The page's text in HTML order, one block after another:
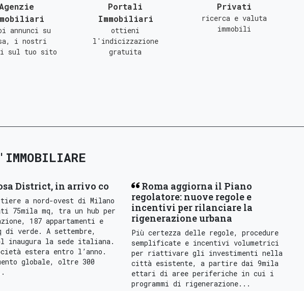
annunci su
i nostri
sul tuo sito
Portali
Immobiliari
ottieni
l'indicizzazione
gratuita
Privati
ricerca e valuta
immobili
District, in arrivo co
a nord-ovest di Milano
75mila mq, tra un hub per
187 appartamenti e
di verde. A settembre,
inaugura la sede italiana.
estera entro l’anno.
globale, oltre 300
Roma aggiorna il Piano
regolatore: nuove regole e
incentivi per rilanciare la
rigenerazione urbana
Più certezza delle regole, procedure
semplificate e incentivi volumetrici
per riattivare gli investimenti nella
città esistente, a partire dai 9mila
ettari di aree periferiche in cui i
programmi di rigenerazione...